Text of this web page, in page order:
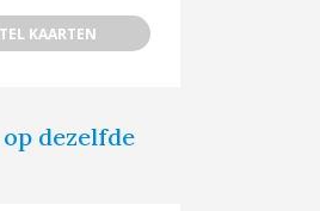
KAARTEN
dezelfde